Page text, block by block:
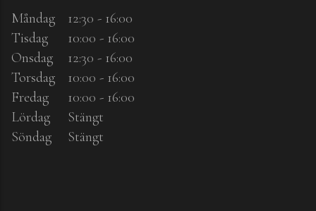
Måndag
12:30 - 16:00
Tisdag
10:00 - 16:00
Onsdag
12:30 - 16:00
Torsdag
10:00 - 16:00
Fredag
10:00 - 16:00
Lördag
Stängt
Söndag
Stängt